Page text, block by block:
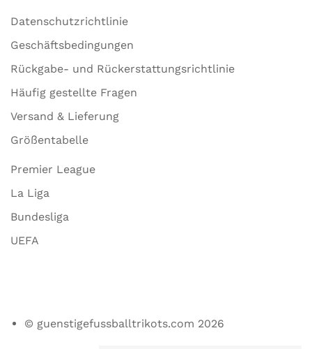
Datenschutzrichtlinie
Geschäftsbedingungen
Rückgabe- und Rückerstattungsrichtlinie
Häufig gestellte Fragen
Versand & Lieferung
Größentabelle
Premier League
La Liga
Bundesliga
UEFA
© guenstigefussballtrikots.com 2026